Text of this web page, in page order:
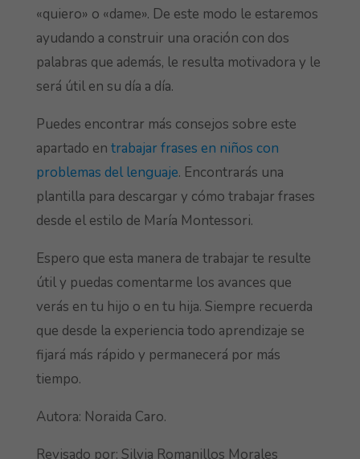
«quiero» o «dame». De este modo le estaremos
ayudando a construir una oración con dos
palabras que además, le resulta motivadora y le
será útil en su día a día.
Puedes encontrar más consejos sobre este
apartado en trabajar frases en niños con
problemas del lenguaje. Encontrarás una
plantilla para descargar y cómo trabajar frases
desde el estilo de María Montessori.
Espero que esta manera de trabajar te resulte
útil y puedas comentarme los avances que
verás en tu hijo o en tu hija. Siempre recuerda
que desde la experiencia todo aprendizaje se
fijará más rápido y permanecerá por más
tiempo.
Autora: Noraida Caro.
Revisado por: Silvia Romanillos Morales